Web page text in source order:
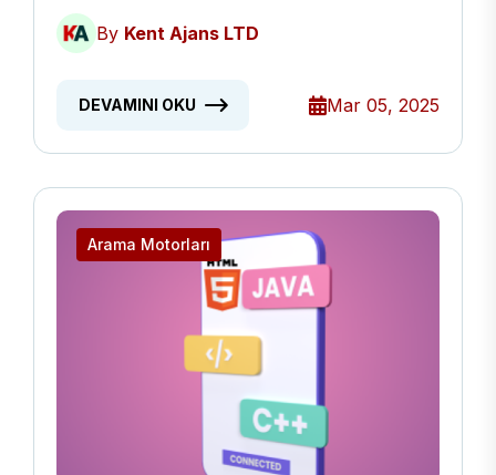
By Kent Ajans LTD
DEVAMINI OKU Mar 05, 2025
Arama Motorları